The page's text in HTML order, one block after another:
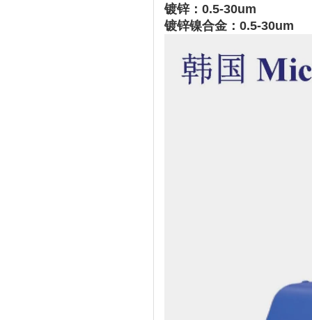
镀锌：0.5-30um
镀锌镍合金：0.5-30um